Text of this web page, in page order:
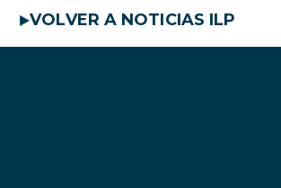
VOLVER A NOTICIAS ILP